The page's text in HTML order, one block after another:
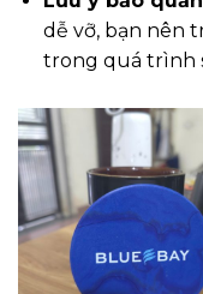
dễ vỡ, bạn nên
trong quá trình